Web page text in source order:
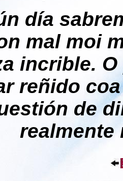
día
mal moi
incrible.
reñido
de
realmente